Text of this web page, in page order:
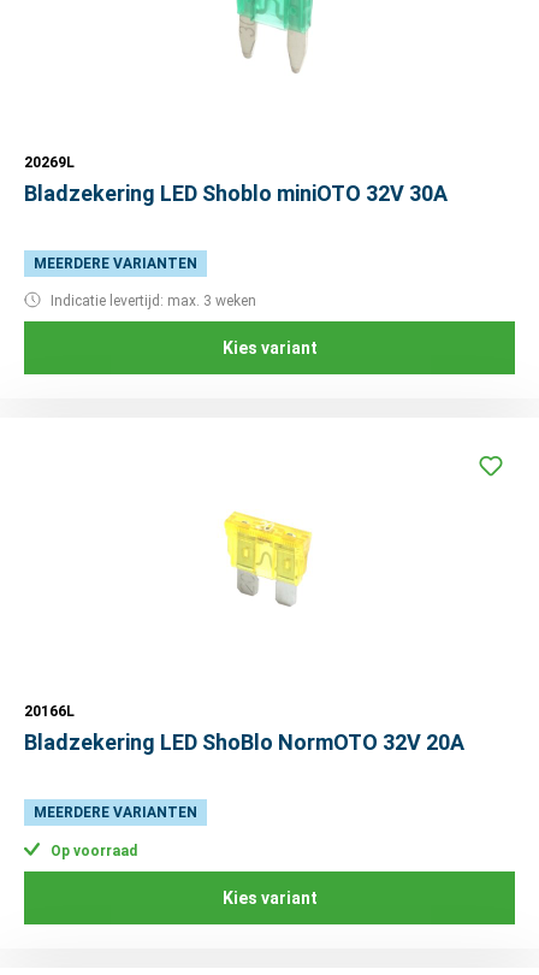
20269L
Bladzekering LED Shoblo miniOTO 32V 30A
MEERDERE VARIANTEN
Indicatie levertijd: max. 3 weken
Kies variant
20166L
Bladzekering LED ShoBlo NormOTO 32V 20A
MEERDERE VARIANTEN
Op voorraad
Kies variant